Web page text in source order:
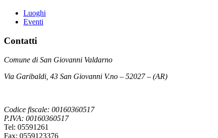
Luoghi
Eventi
Contatti
Comune di San Giovanni Valdarno
Via Garibaldi, 43 San Giovanni V.no – 52027 – (AR)
Codice fiscale: 00160360517
P.IVA: 00160360517
Tel: 05591261
Fax: 0559123376